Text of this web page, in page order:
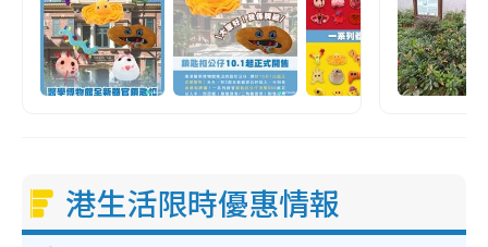
港生活限時優惠情報